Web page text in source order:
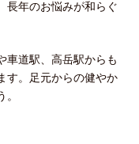
長年のお悩みが和らぐ
車道駅、高岳駅からも
す。足元からの健やか